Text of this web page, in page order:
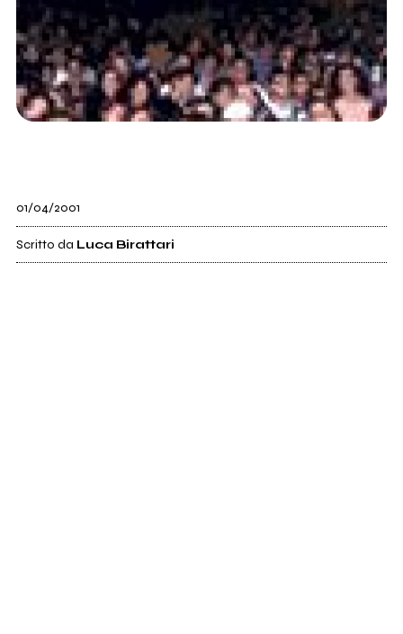
01/04/2001
Scritto da Luca Birattari